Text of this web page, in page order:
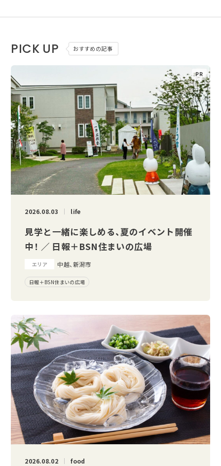
PICK UP おすすめの記事
2026.08.03 life
見学と一緒に楽しめる、夏のイベント開催
中！ ／ 日報＋BSN住まいの広場
エリア 中越、新潟市
日報＋BSN住まいの広場
2026.08.02 food